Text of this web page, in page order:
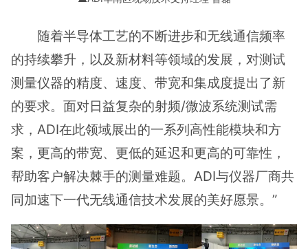
随着半导体工艺的不断进步和无线通信频率
的持续攀升，以及新材料等领域的发展，对测试
测量仪器的精度、速度、带宽和集成度提出了新
的要求。面对日益复杂的射频/微波系统测试需
求，ADI在此领域展出的一系列高性能模块和方
案，更高的带宽、更低的延迟和更高的可靠性，
帮助客户解决棘手的测量难题。ADI与仪器厂商共
同加速下一代无线通信技术发展的美好愿景。”